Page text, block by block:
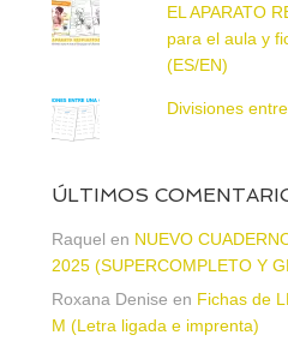
EL APARATO
para el aula y
(ES/EN)
Divisiones
ÚLTIMOS
Raquel en NUEVO
2025 (SUPERCOMPLETO Y
Roxana Denise en Fichas de
M (Letra ligada e imprenta)